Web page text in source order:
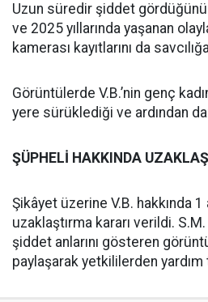
Uzun süredir şiddet
ve 2025 yıllarında yaşanan
kamerası kayıtlarını da
Görüntülerde V.B.’nin genç
yere sürüklediği ve ardından
ŞÜPHELİ HAKKINDA
Şikâyet üzerine V.B. hakkında
uzaklaştırma kararı verildi.
şiddet anlarını gösteren
paylaşarak yetkililerden